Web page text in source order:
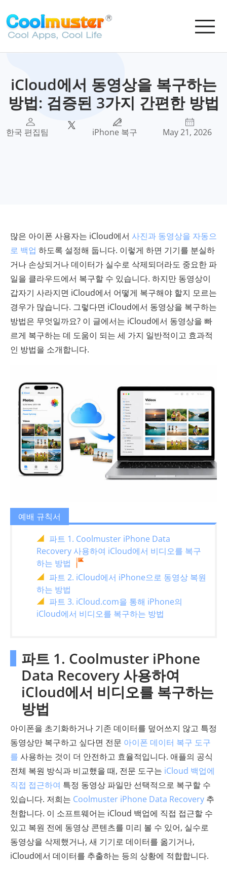
iCloud에서 동영상을 복구하는
방법: 검증된 3가지 간편한 방법
한국 편집팀 iPhone 복구 May 21, 2026
많은 아이폰 사용자는 iCloud에서 사진과 동영상을 자동으
로 백업 하도록 설정해 둡니다. 이렇게 하면 기기를 분실하
거나 손상되거나 데이터가 실수로 삭제되더라도 중요한 파
일을 클라우드에서 복구할 수 있습니다. 하지만 동영상이
갑자기 사라지면 iCloud에서 어떻게 복구해야 할지 모르는
경우가 많습니다. 그렇다면 iCloud에서 동영상을 복구하는
방법은 무엇일까요? 이 글에서는 iCloud에서 동영상을 빠
르게 복구하는 데 도움이 되는 세 가지 일반적이고 효과적
인 방법을 소개합니다.
예배 규칙서
파트 1. Coolmuster iPhone Data
Recovery 사용하여 iCloud에서 비디오를 복구
하는 방법
파트 2. iCloud에서 iPhone으로 동영상 복원
하는 방법
파트 3. iCloud.com을 통해 iPhone의
iCloud에서 비디오를 복구하는 방법
파트 1. Coolmuster iPhone
Data Recovery 사용하여
iCloud에서 비디오를 복구하는
방법
아이폰을 초기화하거나 기존 데이터를 덮어쓰지 않고 특정
동영상만 복구하고 싶다면 전문 아이폰 데이터 복구 도구
를 사용하는 것이 더 안전하고 효율적입니다. 애플의 공식
전체 복원 방식과 비교했을 때, 전문 도구는 iCloud 백업에
직접 접근하여 특정 동영상 파일만 선택적으로 복구할 수
있습니다. 저희는 Coolmuster iPhone Data Recovery 추
천합니다. 이 소프트웨어는 iCloud 백업에 직접 접근할 수
있고 복원 전에 동영상 콘텐츠를 미리 볼 수 있어, 실수로
동영상을 삭제했거나, 새 기기로 데이터를 옮기거나,
iCloud에서 데이터를 추출하는 등의 상황에 적합합니다.